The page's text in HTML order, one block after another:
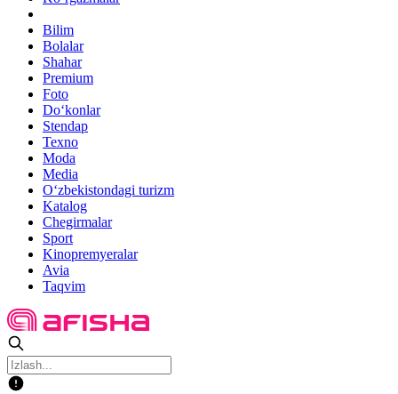
Bilim
Bolalar
Shahar
Premium
Foto
Do‘konlar
Stendap
Texno
Moda
Media
O‘zbekistondagi turizm
Katalog
Chegirmalar
Sport
Kinopremyeralar
Avia
Taqvim